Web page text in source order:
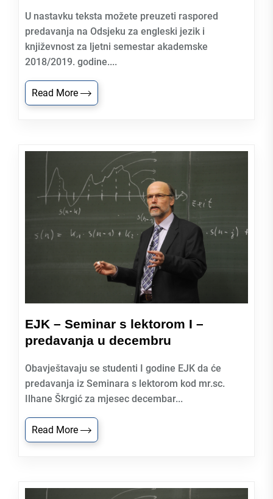
U nastavku teksta možete preuzeti raspored
predavanja na Odsjeku za engleski jezik i
književnost za ljetni semestar akademske
2018/2019. godine....
Read More
EJK – Seminar s lektorom I –
predavanja u decembru
Obavještavaju se studenti I godine EJK da će
predavanja iz Seminara s lektorom kod mr.sc.
Ilhane Škrgić za mjesec decembar...
Read More